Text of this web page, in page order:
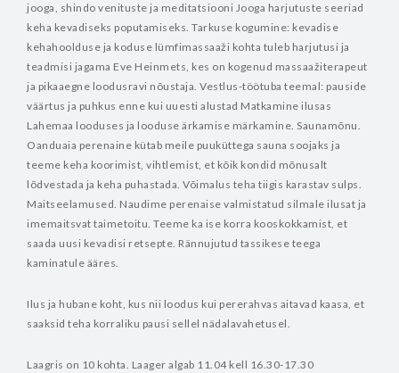
jooga, shindo venituste ja meditatsiooni Jooga harjutuste seeriad
keha kevadiseks poputamiseks. Tarkuse kogumine: kevadise
kehahoolduse ja koduse lümfimassaaži kohta tuleb harjutusi ja
teadmisi jagama Eve Heinmets, kes on kogenud massaažiterapeut
ja pikaaegne loodusravi nõustaja. Vestlus-töötuba teemal: pauside
väärtus ja puhkus enne kui uuesti alustad Matkamine ilusas
Lahemaa looduses ja looduse ärkamise märkamine. Saunamõnu.
Oanduaia perenaine kütab meile puuküttega sauna soojaks ja
teeme keha koorimist, vihtlemist, et kõik kondid mõnusalt
lõdvestada ja keha puhastada. Võimalus teha tiigis karastav sulps.
Maitseelamused. Naudime perenaise valmistatud silmale ilusat ja
imemaitsvat taimetoitu. Teeme ka ise korra kooskokkamist, et
saada uusi kevadisi retsepte. Rännujutud tassikese teega
kaminatule ääres.
Ilus ja hubane koht, kus nii loodus kui pererahvas aitavad kaasa, et
saaksid teha korraliku pausi sellel nädalavahetusel.
Laagris on 10 kohta. Laager algab 11.04 kell 16.30-17.30